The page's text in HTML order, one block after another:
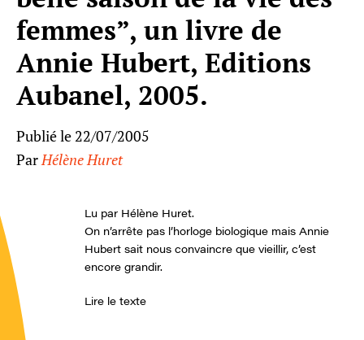
femmes”, un livre de
Annie Hubert, Editions
Aubanel, 2005.
Publié le 22/07/2005
ParHélène Huret
Lu par Hélène Huret.
On n’arrête pas l’horloge biologique mais Annie
Hubert sait nous convaincre que vieillir, c’est
encore grandir.
Lire le texte